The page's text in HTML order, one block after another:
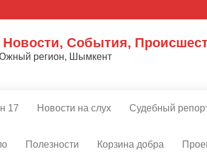
Новости, События,
Южный регион, Шымкент
17 Новости на слух Судебный
Полезности Корзина добра